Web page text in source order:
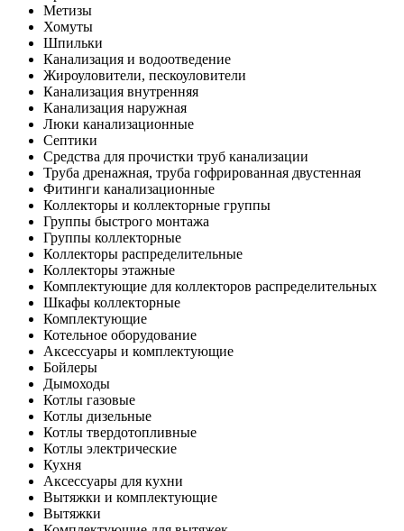
Метизы
Хомуты
Шпильки
Канализация и водоотведение
Жироуловители, пескоуловители
Канализация внутренняя
Канализация наружная
Люки канализационные
Септики
Средства для прочистки труб канализации
Труба дренажная, труба гофрированная двустенная
Фитинги канализационные
Коллекторы и коллекторные группы
Группы быстрого монтажа
Группы коллекторные
Коллекторы распределительные
Коллекторы этажные
Комплектующие для коллекторов распределительных
Шкафы коллекторные
Комплектующие
Котельное оборудование
Аксессуары и комплектующие
Бойлеры
Дымоходы
Котлы газовые
Котлы дизельные
Котлы твердотопливные
Котлы электрические
Кухня
Аксессуары для кухни
Вытяжки и комплектующие
Вытяжки